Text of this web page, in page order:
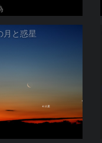
月と惑星